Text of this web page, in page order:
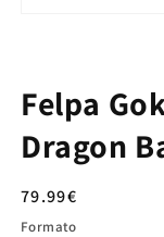
Felpa
Dragon
Prezzo
di
79.99€
Formato